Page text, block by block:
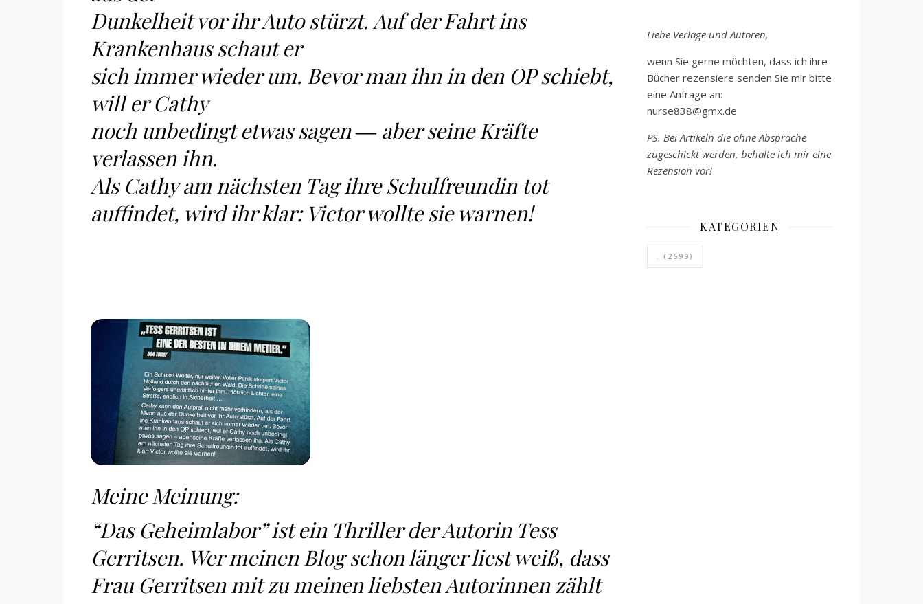
Dunkelheit vor ihr Auto stürzt. Auf der Fahrt ins
Krankenhaus schaut er
sich immer wieder um. Bevor man ihn in den OP schiebt,
will er Cathy
noch unbedingt etwas sagen ― aber seine Kräfte
verlassen ihn.
Als Cathy am nächsten Tag ihre Schulfreundin tot
auffindet, wird ihr klar: Victor wollte sie warnen!
Meine Meinung:
“Das Geheimlabor” ist ein Thriller der Autorin Tess
Gerritsen. Wer meinen Blog schon länger liest weiß, dass
Frau Gerritsen mit zu meinen liebsten Autorinnen zählt
Liebe Verlage und Autoren,
wenn Sie gerne möchten, dass ich ihre
Bücher rezensiere senden Sie mir bitte
eine Anfrage an:
nurse838@gmx.de
PS. Bei Artikeln die ohne Absprache
zugeschickt werden, behalte ich mir eine
Rezension vor!
KATEGORIEN
. (2699)